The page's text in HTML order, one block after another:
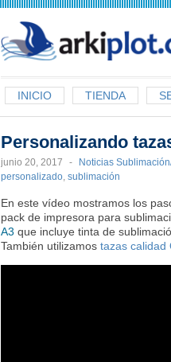
INICIO TIENDA
Personalizando
junio 20, 2017 - Noticias
personalizado, sublimación
En este vídeo mostramos los
pack de impresora para
A3 que incluye tinta de
También utilizamos tazas calidad